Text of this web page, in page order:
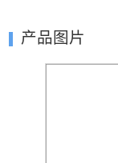
产品图片